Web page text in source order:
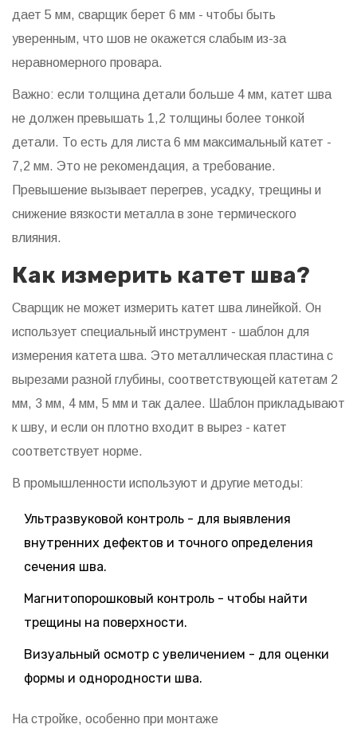
дает 5 мм, сварщик берет 6 мм - чтобы быть
уверенным, что шов не окажется слабым из-за
неравномерного провара.
Важно: если толщина детали больше 4 мм, катет шва
не должен превышать 1,2 толщины более тонкой
детали. То есть для листа 6 мм максимальный катет -
7,2 мм. Это не рекомендация, а требование.
Превышение вызывает перегрев, усадку, трещины и
снижение вязкости металла в зоне термического
влияния.
Как измерить катет шва?
Сварщик не может измерить катет шва линейкой. Он
использует специальный инструмент - шаблон для
измерения катета шва. Это металлическая пластина с
вырезами разной глубины, соответствующей катетам 2
мм, 3 мм, 4 мм, 5 мм и так далее. Шаблон прикладывают
к шву, и если он плотно входит в вырез - катет
соответствует норме.
В промышленности используют и другие методы:
Ультразвуковой контроль - для выявления
внутренних дефектов и точного определения
сечения шва.
Магнитопорошковый контроль - чтобы найти
трещины на поверхности.
Визуальный осмотр с увеличением - для оценки
формы и однородности шва.
На стройке, особенно при монтаже